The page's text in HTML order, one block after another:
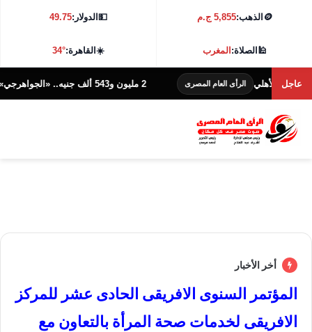
🪙 الذهب:5,855 ج.م 💵الدولار:49.75
🕌الصلاة:المغرب ☀️القاهرة:34°
عاجل
الرأى العام المصرى 2 مليون و543 ألف جنيه.. «الجواهرجي» يتصدر إيرادات السينما السبت
أخر الأخبار
المؤتمر السنوى الافريقى الحادى عشر للمركز
الافريقى لخدمات صحة المرأة بالتعاون مع